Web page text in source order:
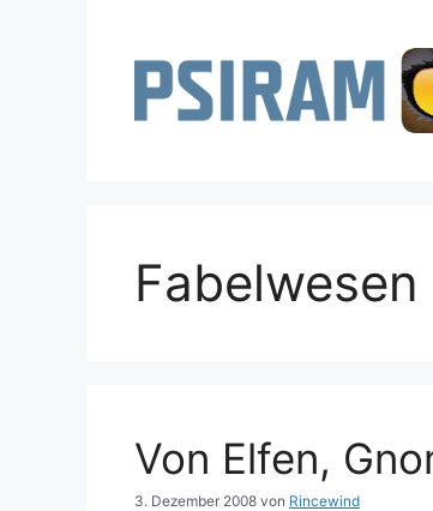
Fabelwesen
Von Elfen,
3. Dezember 2008 von Rincewind